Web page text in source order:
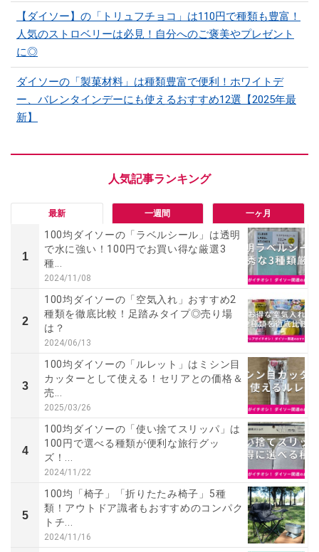
【ダイソー】の「トリュフチョコ」は110円で種類も豊富！
人気のストロベリーは必見！自分へのご褒美やプレゼント
に◎
ダイソーの「製菓材料」は種類豊富で便利！ホワイトデ
ー、バレンタインデーにも使えるおすすめ12選【2025年最
新】
最新 一週間 一ヶ月
1
100均ダイソーの「ラベルシール」は透明
で水に強い！100円でお買い得な厳選3
種...
2024/11/08
2
100均ダイソーの「空気入れ」おすすめ2
種類を徹底比較！足踏みタイプ◎売り場
は？
2024/06/13
3
100均ダイソーの「ルレット」はミシン目
カッターとして使える！セリアとの価格＆
売...
2025/03/26
4
100均ダイソーの「使い捨てスリッパ」は
100円で選べる種類が便利な旅行グッ
ズ！...
2024/11/22
5
100均「椅子」「折りたたみ椅子」5種
類！アウトドア識者もおすすめのコンパク
トチ...
2024/11/16